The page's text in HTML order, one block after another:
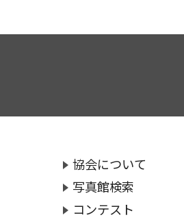
協会について
写真館検索
コンテスト